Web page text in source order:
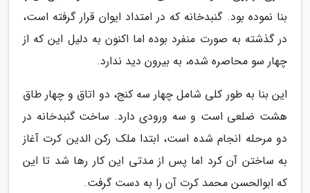
بنا نموده بود. گنبدخانه که در امتداد ایوان قرار گرفته است،
در گذشته به صورت منفرد بوده اما اکنون به دلیل این که از
چهار سو محاصره شده، به بیرون دید ندارد.
این بنا به طور کلی شامل چهار سه کنج، دو اتاق و چهار طاق
هشت ضلعی است و سه ورودی دارد. ساخت گنبدخانه در
دو مرحله انجام شده است، ابتدا ملک رکن الدین کرت آغاز
به ساختن آن کرد اما پس از مدتی این کار رها شد تا این
که ابوالحسن محمد کرت آن را به دست گرفت.